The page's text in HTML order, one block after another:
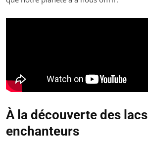
À la découverte des lacs
enchanteurs